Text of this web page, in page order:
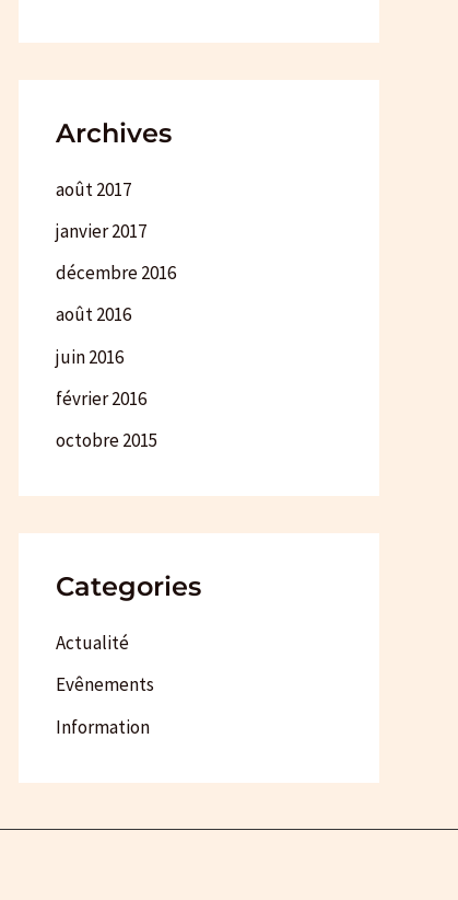
Archives
août 2017
janvier 2017
décembre 2016
août 2016
juin 2016
février 2016
octobre 2015
Categories
Actualité
Evênements
Information